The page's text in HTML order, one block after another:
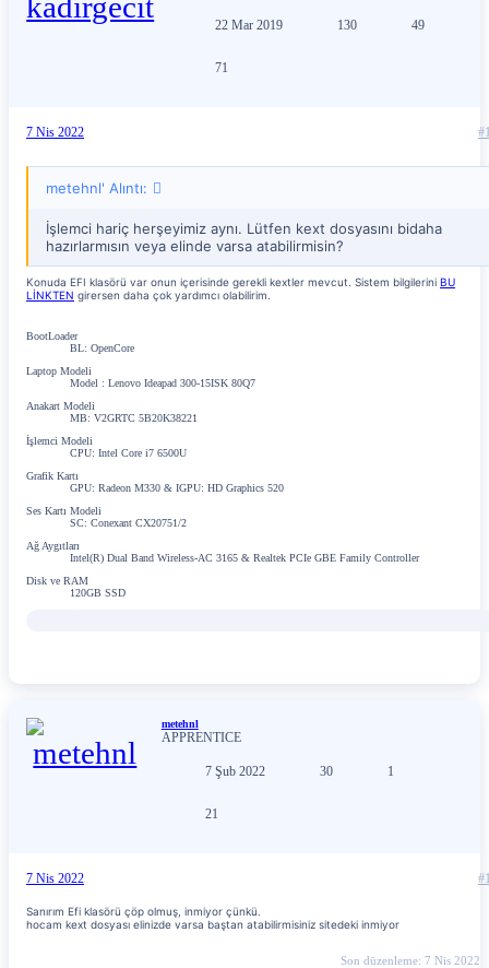
22 Mar 2019 130 49
71
7 Nis 2022
metehnl' Alıntı:
İşlemci hariç herşeyimiz aynı. Lütfen kext dosyasını bidaha
hazırlarmısın veya elinde varsa atabilirmisin?
Konuda EFI klasörü var onun içerisinde gerekli kextler mevcut. Sistem bilgilerini BU
LİNKTEN girersen daha çok yardımcı olabilirim.
BootLoader
BL: OpenCore
Laptop Modeli
Model : Lenovo Ideapad 300-15ISK 80Q7
Anakart Modeli
MB: V2GRTC 5B20K38221
İşlemci Modeli
CPU: Intel Core i7 6500U
Grafik Kartı
GPU: Radeon M330 & IGPU: HD Graphics 520
Ses Kartı Modeli
SC: Conexant CX20751/2
Ağ Aygıtları
Intel(R) Dual Band Wireless-AC 3165 & Realtek PCIe GBE Family Controller
Disk ve RAM
120GB SSD
metehnl
APPRENTICE
7 Şub 2022 30 1
21
7 Nis 2022
Sanırım Efi klasörü çöp olmuş, inmiyor çünkü.
hocam kext dosyası elinizde varsa baştan atabilirmisiniz sitedeki inmiyor
Son düzenleme: 7 Nis 2022